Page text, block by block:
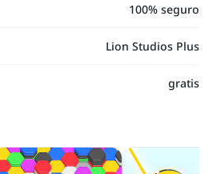
100% seguro
Lion Studios Plus
gratis